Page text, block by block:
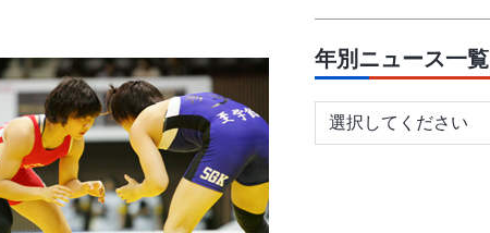
年別ニュース一覧